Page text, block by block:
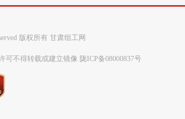
版权所有 甘肃组工网
不得转载或建立镜像 陇ICP备08000837号